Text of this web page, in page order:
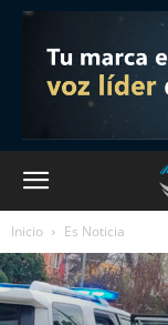
Inicio Es Noticia